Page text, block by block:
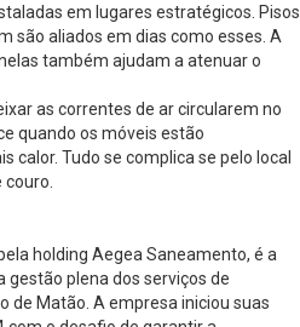
em lugares estratégicos. Pisos
são aliados em dias como esses. A
também ajudam a atenuar o
as correntes de ar circularem no
quando os móveis estão
calor. Tudo se complica se pelo local
holding Aegea Saneamento, é a
gestão plena dos serviços de
de Matão. A empresa iniciou suas